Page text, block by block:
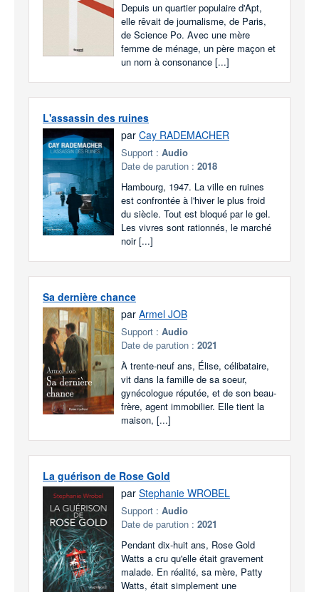
Depuis un quartier populaire d'Apt,
elle rêvait de journalisme, de Paris,
de Science Po. Avec une mère
femme de ménage, un père maçon et
un nom à consonance [...]
L'assassin des ruines
par Cay RADEMACHER
Support : Audio
Date de parution : 2018
Hambourg, 1947. La ville en ruines
est confrontée à l'hiver le plus froid
du siècle. Tout est bloqué par le gel.
Les vivres sont rationnés, le marché
noir [...]
Sa dernière chance
par Armel JOB
Support : Audio
Date de parution : 2021
À trente-neuf ans, Élise, célibataire,
vit dans la famille de sa soeur,
gynécologue réputée, et de son beau-
frère, agent immobilier. Elle tient la
maison, [...]
La guérison de Rose Gold
par Stephanie WROBEL
Support : Audio
Date de parution : 2021
Pendant dix-huit ans, Rose Gold
Watts a cru qu'elle était gravement
malade. En réalité, sa mère, Patty
Watts, était simplement une